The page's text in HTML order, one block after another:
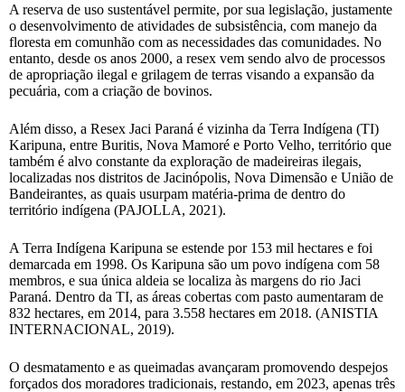
A reserva de uso sustentável permite, por sua legislação, justamente
o desenvolvimento de atividades de subsistência, com manejo da
floresta em comunhão com as necessidades das comunidades. No
entanto, desde os anos 2000, a resex vem sendo alvo de processos
de apropriação ilegal e grilagem de terras visando a expansão da
pecuária, com a criação de bovinos.
Além disso, a Resex Jaci Paraná é vizinha da Terra Indígena (TI)
Karipuna, entre Buritis, Nova Mamoré e Porto Velho, território que
também é alvo constante da exploração de madeireiras ilegais,
localizadas nos distritos de Jacinópolis, Nova Dimensão e União de
Bandeirantes, as quais usurpam matéria-prima de dentro do
território indígena (PAJOLLA, 2021).
A Terra Indígena Karipuna se estende por 153 mil hectares e foi
demarcada em 1998. Os Karipuna são um povo indígena com 58
membros, e sua única aldeia se localiza às margens do rio Jaci
Paraná. Dentro da TI, as áreas cobertas com pasto aumentaram de
832 hectares, em 2014, para 3.558 hectares em 2018. (ANISTIA
INTERNACIONAL, 2019).
O desmatamento e as queimadas avançaram promovendo despejos
forçados dos moradores tradicionais, restando, em 2023, apenas três